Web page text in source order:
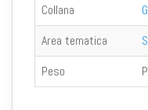
Collana
Area tematica
Peso